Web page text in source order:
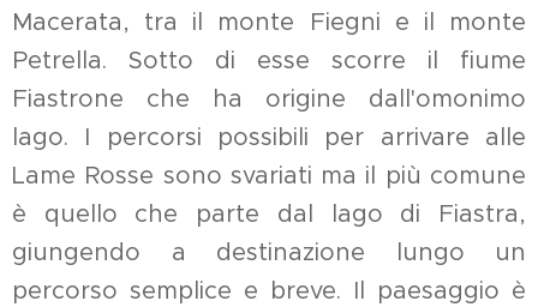
Macerata, tra il monte Fiegni e il monte
Petrella. Sotto di esse scorre il fiume
Fiastrone che ha origine dall'omonimo
lago. I percorsi possibili per arrivare alle
Lame Rosse sono svariati ma il più comune
è quello che parte dal lago di Fiastra,
giungendo a destinazione lungo un
percorso semplice e breve. Il paesaggio è